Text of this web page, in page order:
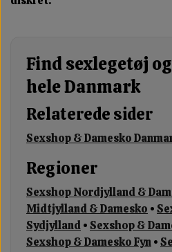
Find sexlegetøj
hele Danmark
Relaterede sider
Sexshop & Damesko
Regioner
Sexshop Nordjylland &
Midtjylland & Damesko •
Sydjylland•Sexshop &
Sexshop & Damesko Fyn•